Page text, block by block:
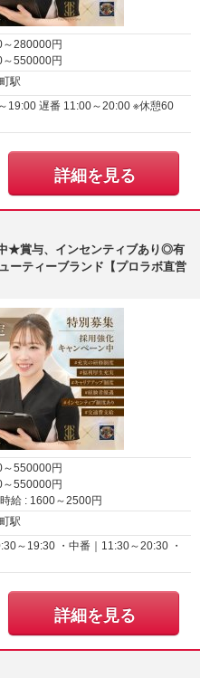
～280000円
～550000円
駅
19:00 遅番 11:00～20:00 ※休憩60
詳細を見る
★賞与、インセンティブあり◎有
ーティーブランド【プロラボ直営
～550000円
～550000円
給 : 1600～2500円
駅
～19:30 ・中番｜11:30～20:30 ・
詳細を見る